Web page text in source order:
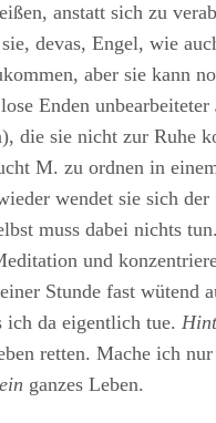
anstatt sich zu
devas, Engel, wie
aber sie kann
Enden unbearbeiteter
die sie nicht zur Ruhe
M. zu ordnen in
wendet sie sich der
muss dabei nichts
und
Stunde fast wütend
ich da eigentlich tue.
retten. Mache ich nur
ganzes Leben.